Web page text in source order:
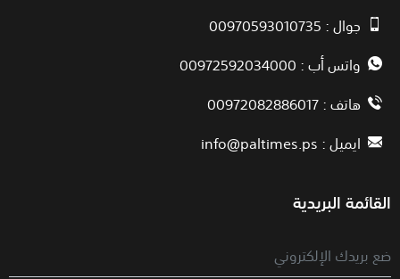
جوال : 00970593010735
واتس أب : 00972592034000
هاتف : 00972082886017
ايميل :info@paltimes.ps
القائمة البريدية